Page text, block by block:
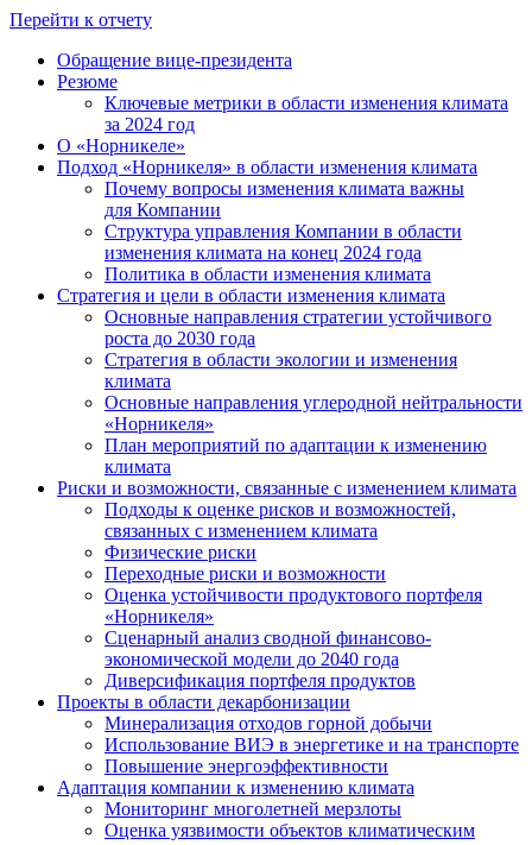
Перейти к отчету
Обращение вице-президента
Резюме
Ключевые метрики в области изменения климата
за 2024 год
О «Норникеле»
Подход «Норникеля» в области изменения климата
Почему вопросы изменения климата важны
для Компании
Структура управления Компании в области
изменения климата на конец 2024 года
Политика в области изменения климата
Стратегия и цели в области изменения климата
Основные направления стратегии устойчивого
роста до 2030 года
Стратегия в области экологии и изменения
климата
Основные направления углеродной нейтральности
«Норникеля»
План мероприятий по адаптации к изменению
климата
Риски и возможности, связанные с изменением климата
Подходы к оценке рисков и возможностей,
связанных с изменением климата
Физические риски
Переходные риски и возможности
Оценка устойчивости продуктового портфеля
«Норникеля»
Сценарный анализ сводной финансово-
экономической модели до 2040 года
Диверсификация портфеля продуктов
Проекты в области декарбонизации
Минерализация отходов горной добычи
Использование ВИЭ в энергетике и на транспорте
Повышение энергоэффективности
Адаптация компании к изменению климата
Мониторинг многолетней мерзлоты
Оценка уязвимости объектов климатическим